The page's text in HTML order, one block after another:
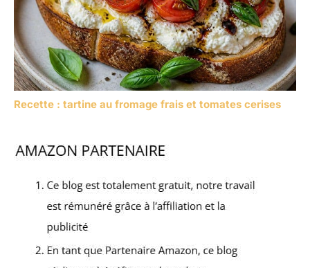
Recette : tartine au fromage frais et tomates cerises